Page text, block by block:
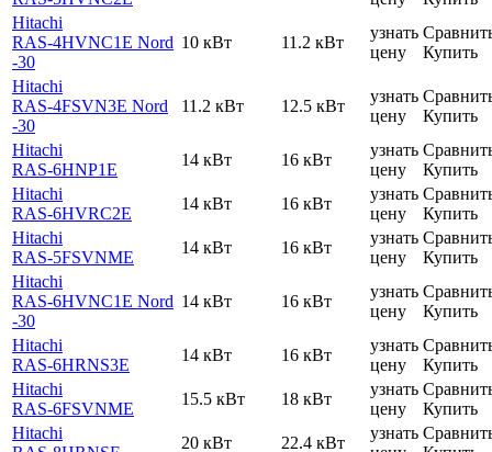
Hitachi
RAS-4HVNC1E Nord
-30
10 кВт 11.2 кВт
узнать
цену
Купить
Hitachi
RAS-4FSVN3E Nord
-30
11.2 кВт 12.5 кВт
узнать
цену
Купить
Hitachi
RAS-6HNP1E
14 кВт 16 кВт
узнать
цену
Купить
Hitachi
RAS-6HVRC2E
14 кВт 16 кВт
узнать
цену
Купить
Hitachi
RAS-5FSVNME
14 кВт 16 кВт
узнать
цену
Купить
Hitachi
RAS-6HVNC1E Nord
-30
14 кВт 16 кВт
узнать
цену
Купить
Hitachi
RAS-6HRNS3E
14 кВт 16 кВт
узнать
цену
Купить
Hitachi
RAS-6FSVNME
15.5 кВт 18 кВт
узнать
цену
Купить
Hitachi
20 кВт 22.4 кВт
узнать